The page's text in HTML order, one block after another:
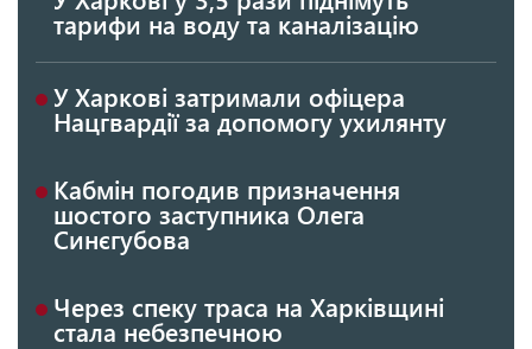
тарифи на воду та каналізацію
У Харкові затримали офіцера
Нацгвардії за допомогу ухилянту
Кабмін погодив призначення
шостого заступника Олега
Синєгубова
Через спеку траса на Харківщині
стала небезпечною